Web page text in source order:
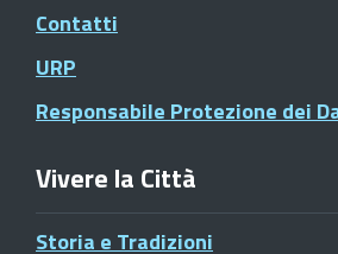
Contatti
URP
Responsabile Protezione dei
Vivere la Città
Storia e Tradizioni